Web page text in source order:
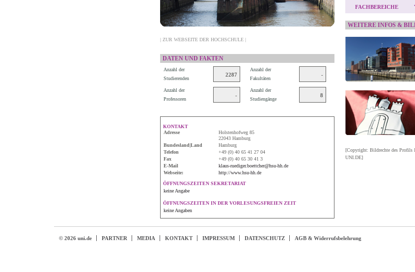
| ZUR WEBSEITE DER HOCHSCHULE |
DATEN UND FAKTEN
Anzahl der
Studierenden
2287
Anzahl der
Fakultäten
-
Anzahl der
Professoren
-
Anzahl der
Studiengänge
8
KONTAKT
Adresse
Holstenhofweg 85
22043 Hamburg
Bundesland|Land
Hamburg
Telefon
+49 (0) 40 65 41 27 04
Fax
+49 (0) 40 65 30 41 3
E-Mail
klaus-ruediger.boettcher@hsu-hh.de
Webseite:
http://www.hsu-hh.de
ÖFFNUNGSZEITEN SEKRETARIAT
keine Angabe
ÖFFNUNGSZEITEN IN DER VORLESUNGSFREIEN ZEIT
keine Angaben
FACHBEREICHE
WEITERE INFOS &
[Copyright: Bildrechte des Profils
UNI.DE]
© 2026 uni.de PARTNER MEDIA KONTAKT IMPRESSUM DATENSCHUTZ AGB & Widerrufsbelehrung